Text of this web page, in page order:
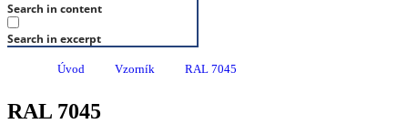
Search in content
Search in excerpt
Úvod Vzorník RAL 7045
RAL 7045